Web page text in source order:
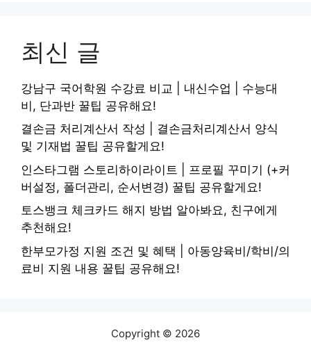
최신 글
강남구 국어학원 수강료 비교 | 내신수업 | 수능대
비, 단과반 꿀팁 공유해요!
결손금 처리계산서 작성 | 결손금처리계산서 양식
및 기재법 꿀팁 공유할게요!
인스타그램 스토리하이라이트 | 프로필 꾸미기 (+커
버설정, 폴더관리, 순서변경) 꿀팁 공유할게요!
토스뱅크 체크카드 해지 방법 알아봐요, 친구에게
추천해요!
한부모가정 지원 조건 및 혜택 | 아동양육비/학비/의
료비 지원 내용 꿀팁 공유해요!
Copyright © 2026